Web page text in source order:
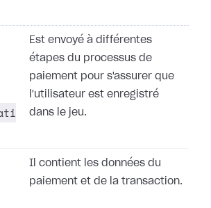
Est envoyé à différentes
étapes du processus de
paiement pour s'assurer que
l'utilisateur est enregistré
dans le jeu.
Il contient les données du
paiement et de la transaction.